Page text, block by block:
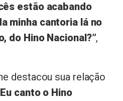
estão acabando
minha cantoria lá no
do Hino Nacional?”,
destacou sua relação
canto o Hino